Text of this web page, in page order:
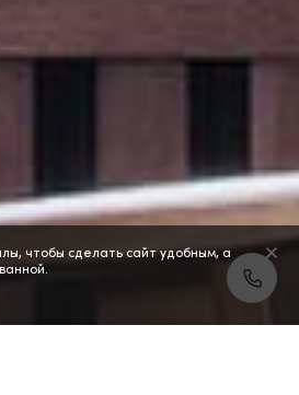
чтобы сделать сайт удобным, а